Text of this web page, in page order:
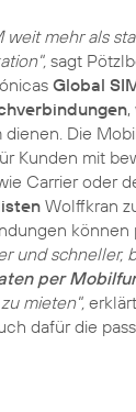
weit mehr als
sagt
Global
dienen. Die
Kunden mit
Carrier oder
Wolffkran
können
und schneller,
per
mieten",
dafür die